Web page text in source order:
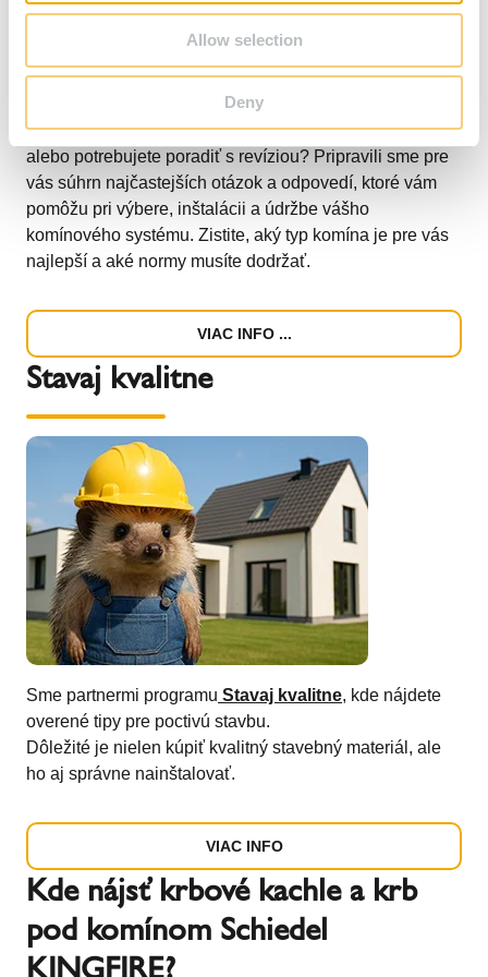
Allow selection
Deny
Hľadáte ideálny komín pre váš dom, riešite vložkovanie
alebo potrebujete poradiť s revíziou? Pripravili sme pre
vás súhrn najčastejších otázok a odpovedí, ktoré vám
pomôžu pri výbere, inštalácii a údržbe vášho
komínového systému. Zistite, aký typ komína je pre vás
najlepší a aké normy musíte dodržať.
VIAC INFO ...
Stavaj kvalitne
Sme partnermi programu Stavaj kvalitne, kde nájdete
overené tipy pre poctivú stavbu.
Dôležité je nielen kúpiť kvalitný stavebný materiál, ale
ho aj správne nainštalovať.
VIAC INFO
Kde nájsť krbové kachle a krb
pod komínom Schiedel
KINGFIRE?